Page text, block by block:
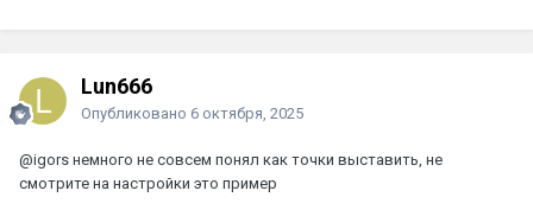
Lun666
Опубликовано 6 октября, 2025
@igors немного не совсем понял как точки выставить, не
смотрите на настройки это пример